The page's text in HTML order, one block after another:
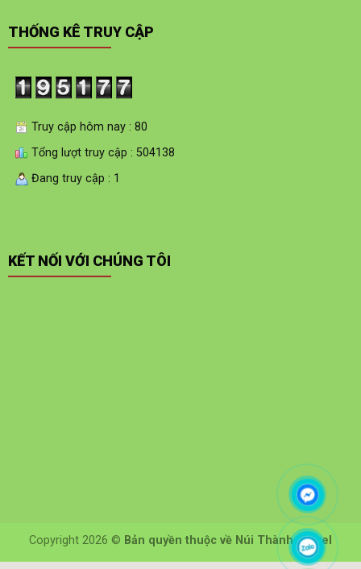
THỐNG KÊ TRUY CẬP
Truy cập hôm nay : 80
Tổng lượt truy cập : 504138
Đang truy cập : 1
KẾT NỐI VỚI CHÚNG TÔI
Copyright 2026 © Bản quyền thuộc về Núi Thành Travel